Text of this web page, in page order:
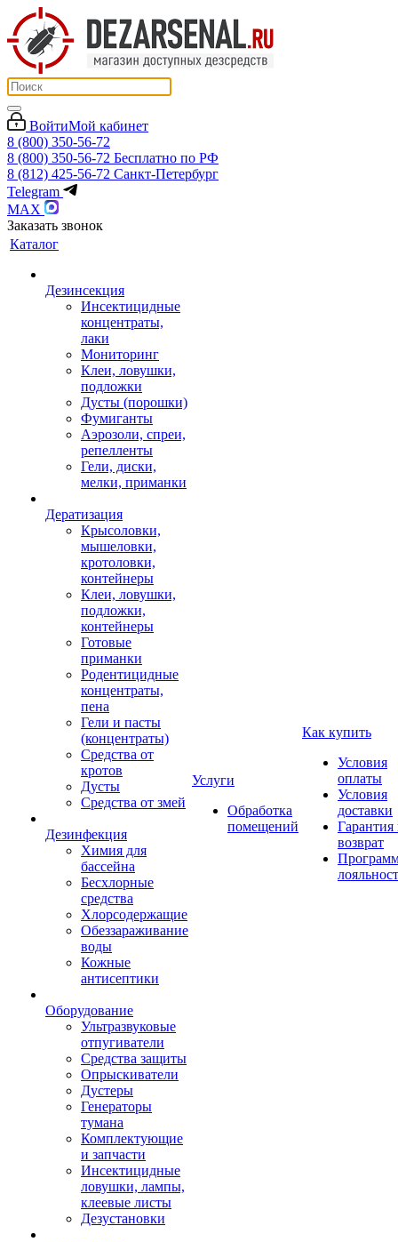
ВойтиМой кабинет
8 (800) 350-56-72
8 (800) 350-56-72 Бесплатно по РФ
8 (812) 425-56-72 Санкт-Петербург
Telegram
MAX
Заказать звонок
Каталог
Дезинсекция
Инсектицидные
концентраты,
лаки
Мониторинг
Клеи, ловушки,
подложки
Дусты (порошки)
Фумиганты
Аэрозоли, спреи,
репелленты
Гели, диски,
мелки, приманки
Дератизация
Крысоловки,
мышеловки,
кротоловки,
контейнеры
Клеи, ловушки,
подложки,
контейнеры
Готовые
приманки
Родентицидные
концентраты,
пена
Гели и пасты
(концентраты)
Средства от
кротов
Дусты
Средства от змей
Дезинфекция
Химия для
бассейна
Бесхлорные
средства
Хлорсодержащие
Обеззараживание
воды
Кожные
антисептики
Оборудование
Ультразвуковые
отпугиватели
Средства защиты
Опрыскиватели
Дустеры
Генераторы
тумана
Комплектующие
и запчасти
Инсектицидные
ловушки, лампы,
клеевые листы
Дезустановки
Услуги
Обработка
помещений
Как купить
Условия
оплаты
Условия
доставки
Гарантия
возврат